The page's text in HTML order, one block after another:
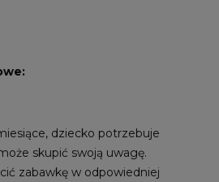
dziecko potrzebuje
skupić swoją uwagę.
zabawkę w odpowiedniej